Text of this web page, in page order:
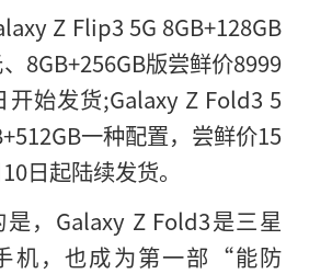
Z Flip3 5G 8GB+128GB
8GB+256GB版尝鲜价8999
始发货;Galaxy Z Fold3 5
一种配置，尝鲜价15
日起陆续发货。
是，Galaxy Z Fold3是三星
机，也成为第一部“能防